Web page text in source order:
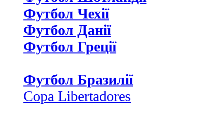
Футбол Чехії
Футбол Данії
Футбол Греції
Футбол Бразилії
Copa Libertadores